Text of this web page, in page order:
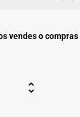
vendes o